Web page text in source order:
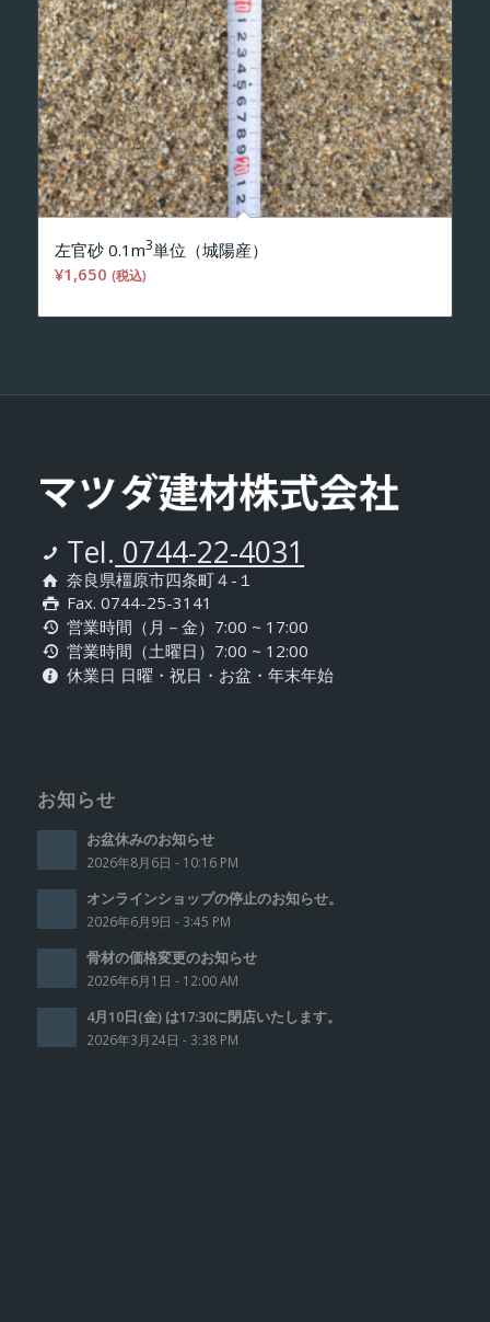
左官砂 0.1m3単位（城陽産）
¥1,650 (税込)
Tel. 0744-22-4031
奈良県橿原市四条町４-１
Fax. 0744-25-3141
営業時間（月－金）7:00 ~ 17:00
営業時間（土曜日）7:00 ~ 12:00
休業日 日曜・祝日・お盆・年末年始
お知らせ
お盆休みのお知らせ
2026年8月6日 - 10:16 PM
オンラインショップの停止のお知らせ。
2026年6月9日 - 3:45 PM
骨材の価格変更のお知らせ
2026年6月1日 - 12:00 AM
4月10日(金) は17:30に閉店いたします。
2026年3月24日 - 3:38 PM